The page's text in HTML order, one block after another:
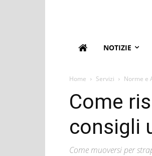
NOTIZIE
Home Servizi Norme e
Come
consigli
Come muoversi per